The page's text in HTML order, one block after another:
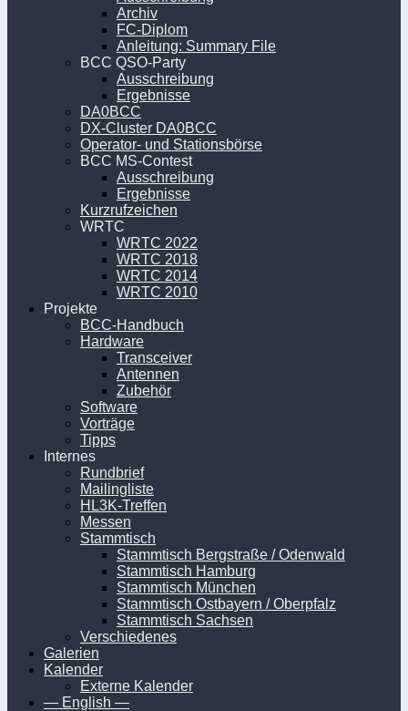
Archiv
FC-Diplom
Anleitung: Summary File
BCC QSO-Party
Ausschreibung
Ergebnisse
DA0BCC
DX-Cluster DA0BCC
Operator- und Stationsbörse
BCC MS-Contest
Ausschreibung
Ergebnisse
Kurzrufzeichen
WRTC
WRTC 2022
WRTC 2018
WRTC 2014
WRTC 2010
Projekte
BCC-Handbuch
Hardware
Transceiver
Antennen
Zubehör
Software
Vorträge
Tipps
Internes
Rundbrief
Mailingliste
HL3K-Treffen
Messen
Stammtisch
Stammtisch Bergstraße / Odenwald
Stammtisch Hamburg
Stammtisch München
Stammtisch Ostbayern / Oberpfalz
Stammtisch Sachsen
Verschiedenes
Galerien
Kalender
Externe Kalender
— English —